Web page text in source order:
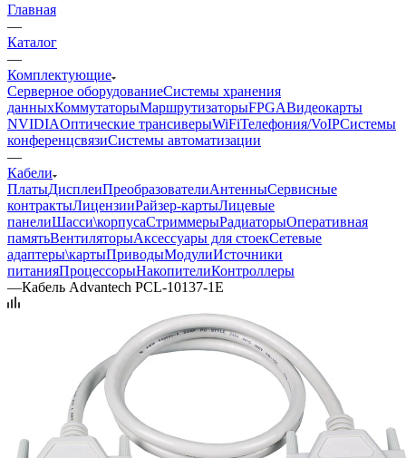
Главная
—
Каталог
—
Комплектующие
Серверное оборудованиеСистемы хранения
данныхКоммутаторыМаршрутизаторыFPGAВидеокарты
NVIDIAОптические трансиверыWiFiТелефония/VoIPСистемы
конференцсвязиСистемы автоматизации
—
Кабели
ПлатыДисплеиПреобразователиАнтенныСервисные
контрактыЛицензииРайзер-картыЛицевые
панелиШасси\корпусаСтриммерыРадиаторыОперативная
памятьВентиляторыАксессуары для стоекСетевые
адаптеры\картыПриводыМодулиИсточники
питанияПроцессорыНакопителиКонтроллеры
—Кабель Advantech PCL-10137-1E